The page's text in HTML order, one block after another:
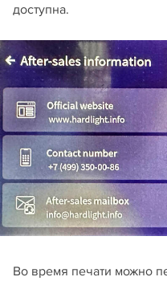
доступна.
Во время печати можно